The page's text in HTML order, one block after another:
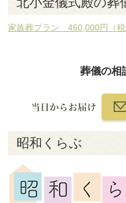
家族葬プラン 460,000円（
葬儀の相
昭和くらぶ